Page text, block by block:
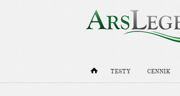
TESTY CENNIK